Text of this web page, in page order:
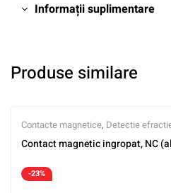
Informații suplimentare
Produse similare
Contacte magnetice, Detectie
Contact magnetic ingropat, NC
-23%